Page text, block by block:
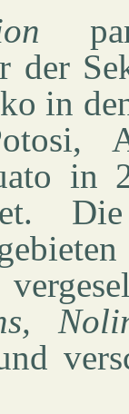
der
in
in